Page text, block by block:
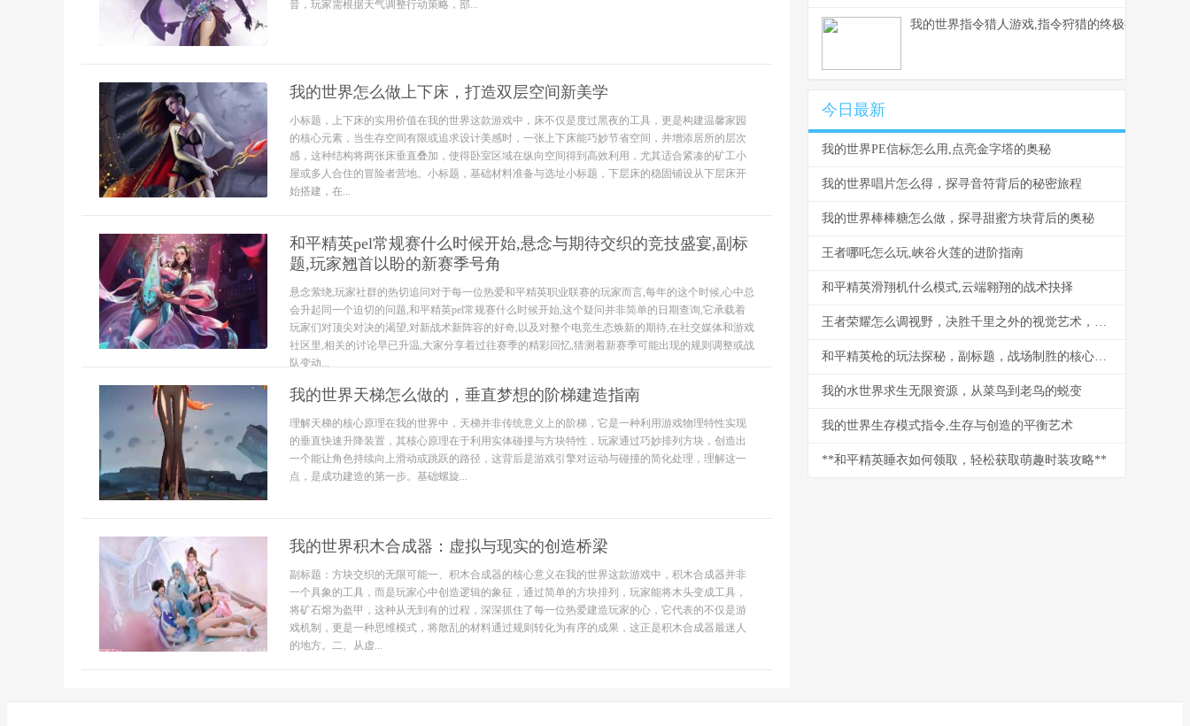
音，玩家需根据天气调整行动策略，部...
我的世界怎么做上下床，打造双层空间新美学
小标题，上下床的实用价值在我的世界这款游戏中，床不仅是度过黑夜的工具，更是构建温馨家园
的核心元素，当生存空间有限或追求设计美感时，一张上下床能巧妙节省空间，并增添居所的层次
感，这种结构将两张床垂直叠加，使得卧室区域在纵向空间得到高效利用，尤其适合紧凑的矿工小
屋或多人合住的冒险者营地。小标题，基础材料准备与选址小标题，下层床的稳固铺设从下层床开
始搭建，在...
和平精英pel常规赛什么时候开始,悬念与期待交织的竞技盛宴,副标
题,玩家翘首以盼的新赛季号角
悬念萦绕,玩家社群的热切追问对于每一位热爱和平精英职业联赛的玩家而言,每年的这个时候,心中总
会升起同一个迫切的问题,和平精英pel常规赛什么时候开始,这个疑问并非简单的日期查询,它承载着
玩家们对顶尖对决的渴望,对新战术新阵容的好奇,以及对整个电竞生态焕新的期待,在社交媒体和游戏
社区里,相关的讨论早已升温,大家分享着过往赛季的精彩回忆,猜测着新赛季可能出现的规则调整或战
队变动...
我的世界天梯怎么做的，垂直梦想的阶梯建造指南
理解天梯的核心原理在我的世界中，天梯并非传统意义上的阶梯，它是一种利用游戏物理特性实现
的垂直快速升降装置，其核心原理在于利用实体碰撞与方块特性，玩家通过巧妙排列方块，创造出
一个能让角色持续向上滑动或跳跃的路径，这背后是游戏引擎对运动与碰撞的简化处理，理解这一
点，是成功建造的第一步。基础螺旋...
我的世界积木合成器：虚拟与现实的创造桥梁
副标题：方块交织的无限可能一、积木合成器的核心意义在我的世界这款游戏中，积木合成器并非
一个具象的工具，而是玩家心中创造逻辑的象征，通过简单的方块排列，玩家能将木头变成工具，
将矿石熔为盔甲，这种从无到有的过程，深深抓住了每一位热爱建造玩家的心，它代表的不仅是游
戏机制，更是一种思维模式，将散乱的材料通过规则转化为有序的成果，这正是积木合成器最迷人
的地方。二、从虚...
我的世界指令猎人游戏,指令狩猎的终极挑战
今日最新
我的世界PE信标怎么用,点亮金字塔的奥秘
我的世界唱片怎么得，探寻音符背后的秘密旅程
我的世界棒棒糖怎么做，探寻甜蜜方块背后的奥秘
王者哪吒怎么玩,峡谷火莲的进阶指南
和平精英滑翔机什么模式,云端翱翔的战术抉择
王者荣耀怎么调视野，决胜千里之外的视觉艺术，副标题，掌控全局的秘密钥匙
和平精英枪的玩法探秘，副标题，战场制胜的核心法则
我的水世界求生无限资源，从菜鸟到老鸟的蜕变
我的世界生存模式指令,生存与创造的平衡艺术
**和平精英睡衣如何领取，轻松获取萌趣时装攻略**